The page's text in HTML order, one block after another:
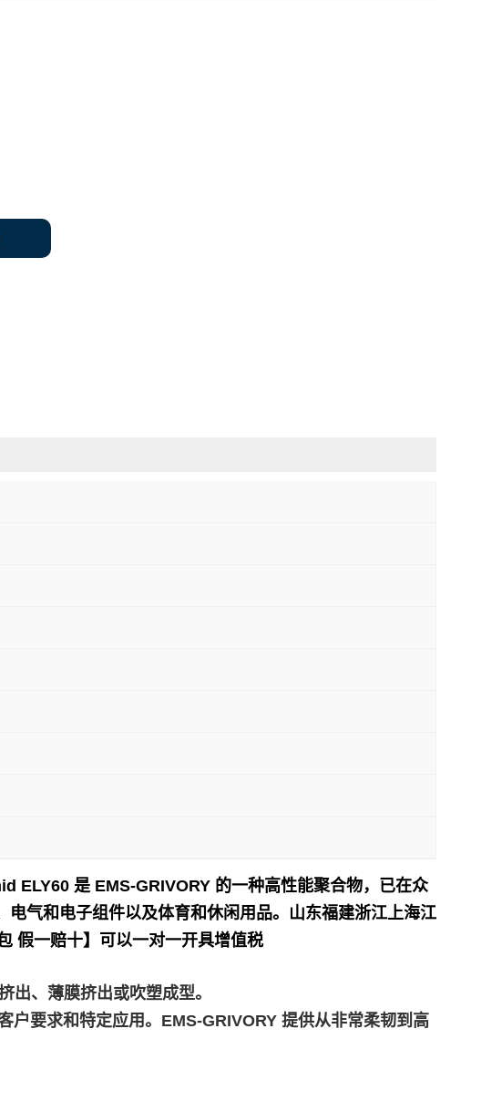
ELY60 是 EMS-GRIVORY 的一种高性能聚合物，已在众
气和电子组件以及体育和休闲用品。 山东福建浙江上海江
假一赔十】可以一对一开具增值税
、薄膜挤出或吹塑成型。
要求和特定应用。EMS-GRIVORY 提供从非常柔韧到高